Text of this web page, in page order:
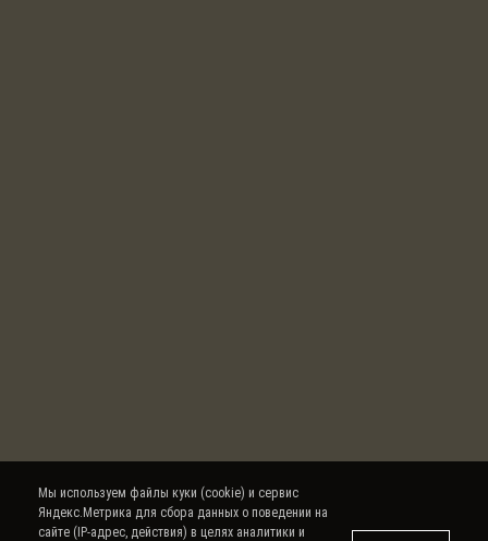
Мы используем файлы куки (cookie) и сервис
Яндекс.Метрика для сбора данных о поведении на
сайте (IP-адрес, действия) в целях аналитики и